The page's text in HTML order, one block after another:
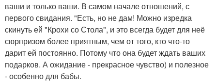
ваши и только ваши. В самом начале отношений, с
первого свидания. "Есть, но не дам! Можно изредка
скинуть ей "Крохи со Стола", и это всегда будет для неё
сюрпризом более приятным, чем от того, кто что-то
дарит ей постоянно. Потому что она будет ждать ваших
подарков. А ожидание - прекрасное чувство) и полезное
- особенно для бабы.